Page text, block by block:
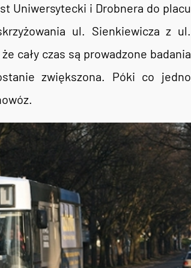
Uniwersytecki i Drobnera do placu
ul. Sienkiewicza z ul.
cały czas są prowadzone badania
zwiększona. Póki co jedno